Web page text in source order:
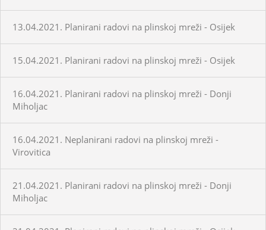
13.04.2021. Planirani radovi na plinskoj mreži - Osijek
15.04.2021. Planirani radovi na plinskoj mreži - Osijek
16.04.2021. Planirani radovi na plinskoj mreži - Donji
Miholjac
16.04.2021. Neplanirani radovi na plinskoj mreži -
Virovitica
21.04.2021. Planirani radovi na plinskoj mreži - Donji
Miholjac